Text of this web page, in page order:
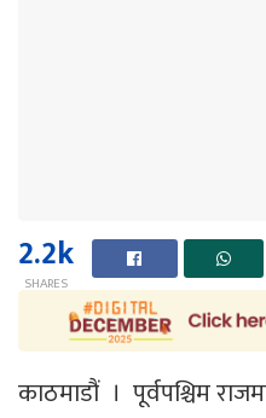
2.2k
SHARES
काठमाडौं । पूर्वपश्चिम